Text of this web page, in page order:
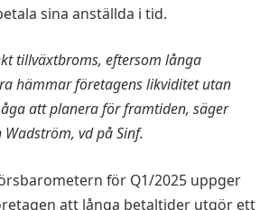
sina anställda i tid.
tillväxtbroms, eftersom långa
hämmar företagens likviditet utan
att planera för framtiden, säger
vd på Sinf.
för Q1/2025 uppger
att långa betaltider utgör ett